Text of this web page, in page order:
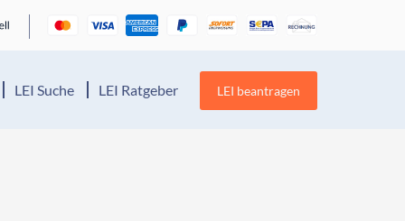
LEI Suche LEI Ratgeber LEI beantragen